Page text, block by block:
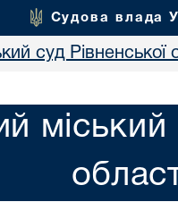
Судова влада
суд Рівненської
міський